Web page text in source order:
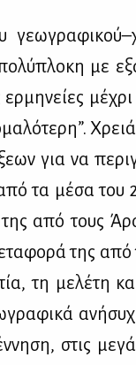
με
ερ­μη­νεί­ες
για να
τα μέ­σα
της από τους
της από
τη με­λέ­τη
στις